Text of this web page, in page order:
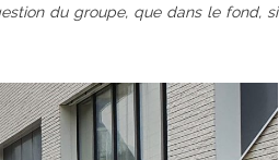
du groupe, que dans le fond, si